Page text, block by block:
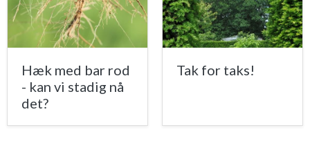
Hæk med bar rod
- kan vi stadig nå
det?
Tak for taks!